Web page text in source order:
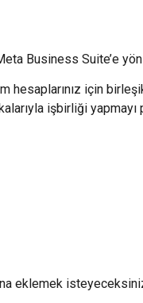
Business Suite’e
hesaplarınız için
işbirliği yapmayı
eklemek